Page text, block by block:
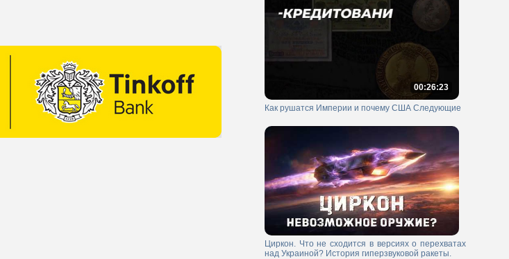
00:26:23
Как рушатся Империи и почему США Следующие
Циркон. Что не сходится в версиях о перехватах
над Украиной? История гиперзвуковой ракеты.